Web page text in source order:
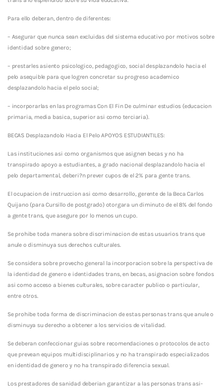
Para ello deberan, dentro de diferentes:
– Asegurar que nunca sean excluidas del sistema educativo por motivos sobre
identidad sobre genero;
– prestarles asiento psicologico, pedagogico, social desplazandolo hacia el
pelo asequible para que logren concretar su progreso academico
desplazandolo hacia el pelo social;
– incorporarlas en las programas Con El Fin De culminar estudios (educacion
primaria, media basica, superior asi­ como terciaria).
BECAS Desplazandolo Hacia El Pelo APOYOS ESTUDIANTILES:
Las instituciones asi­ como organismos que asignen becas y no ha
transpirado apoyo a estudiantes, a grado nacional desplazandolo hacia el
pelo departamental, deberi?n prever cupos de el 2% para gente trans.
El ocupacion de instruccion asi­ como desarrollo, gerente de la Beca Carlos
Quijano (para Cursillo de postgrado) otorgara un diminuto de el 8% del fondo
a gente trans, que asegure por lo menos un cupo.
Se prohibe toda manera sobre discriminacion de estas usuarios trans que
anule o disminuya sus derechos culturales.
Se considera sobre provecho general la incorporacion sobre la perspectiva de
la identidad de genero e identidades trans, en becas, asignacion sobre fondos
asi­ como acceso a bienes culturales, sobre caracter publico o particular,
entre otros.
Se prohibe toda forma de discriminacion de estas personas trans que anule o
disminuya su derecho a obtener a los servicios de vitalidad.
Se deberan confeccionar guias sobre recomendaciones o protocolos de acto
que prevean equipos multidisciplinarios y no ha transpirado especializados
en identidad de genero y no ha transpirado diferencia sexual.
Los prestadores de sanidad deberi­an garantizar a las personas trans asi­